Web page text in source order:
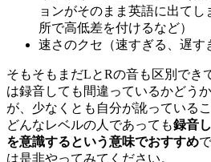
ョンがそのまま英語に出て
所で高低差を付けるなど）
速さのクセ（速すぎる、遅す
そもそもまだLとRの音も区別でき
は録音しても間違っているかどう
が、少なくとも自分が訛っている
どんなレベルの人であっても録音
を意識するという意味でおすすめ
は是非やってみてください。